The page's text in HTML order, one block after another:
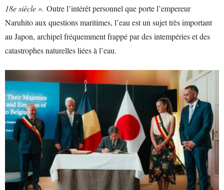
18e siècle ». Outre l’intérêt personnel que porte l’empereur
Naruhito aux questions maritimes, l’eau est un sujet très important
au Japon, archipel fréquemment frappé par des intempéries et des
catastrophes naturelles liées à l’eau.